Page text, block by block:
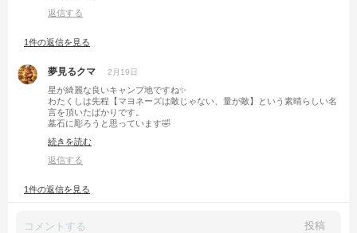
返信する
1件の返信を見る
夢見るクマ 2月19日
星が綺麗な良いキャンプ地ですね✨
わたくしは先程【マヨネーズは敵じゃない、量が敵】という素晴らしい名
言を頂いたばかりです。
墓石に彫ろうと思っています🤣
続きを読む
返信する
1件の返信を見る
投稿